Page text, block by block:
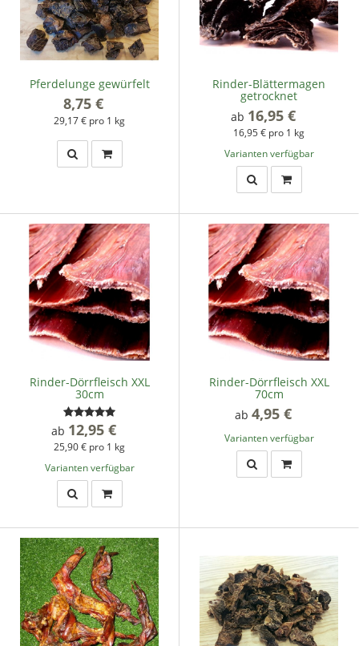
Pferdelunge gewürfelt
8,75 €
29,17 € pro 1 kg
Rinder-Blättermagen
getrocknet
ab 16,95 €
16,95 € pro 1 kg
Varianten verfügbar
Rinder-Dörrfleisch XXL
30cm
ab 12,95 €
25,90 € pro 1 kg
Varianten verfügbar
Rinder-Dörrfleisch XXL
70cm
ab 4,95 €
Varianten verfügbar